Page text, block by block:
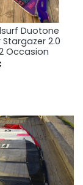
Duotone
Stargazer 2.0
Occasion